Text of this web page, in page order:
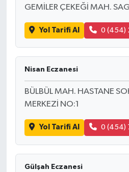
GEMİLER ÇEKEĞİ MAH.
Yol Tarifi Al 0 (454)
Nisan Eczanesi
BÜLBÜL MAH. HASTANE
MERKEZİ NO:1
Yol Tarifi Al 0 (454)
Gülşah Eczanesi